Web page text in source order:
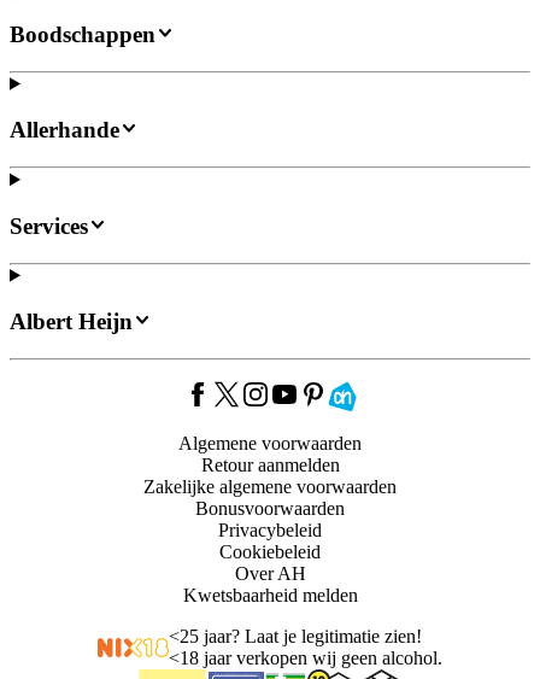
Boodschappen
Allerhande
Services
Albert Heijn
Algemene voorwaarden
Retour aanmelden
Zakelijke algemene voorwaarden
Bonusvoorwaarden
Privacybeleid
Cookiebeleid
Over AH
Kwetsbaarheid melden
<25 jaar? Laat je legitimatie zien!
<18 jaar verkopen wij geen alcohol.